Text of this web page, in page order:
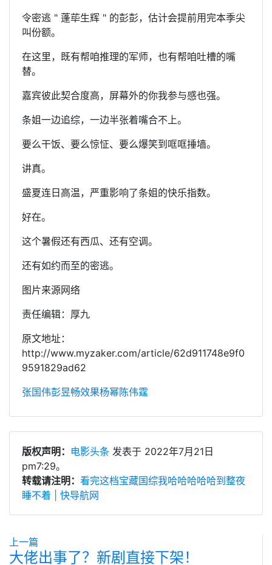
令密逃 " 蓬荜生辉 " 的彭彭，估计会提前用完本季尖
叫份额。
在这里，既有帮咱推理的军师，也有帮咱吐槽的嘴
替。
嘉宾彼此契合度高，屏幕外的你我参与感也强。
条姐一边追综，一边半张着嘴合不上。
要么干饭、要么惊怔、要么爆笑到哐哐捶墙。
讲真。
盛夏连日高温，严重影响了条姐的快乐指数。
好在。
这个暑假还有西瓜、还有空调。
还有如约而至的密逃。
图片来源网络
责任编辑：厚九
原文地址：
http://www.myzaker.com/article/62d911748e9f0
9591829ad62
张国伟彭昱畅效果杨幂陈伟霆
版权声明： 电影头条 发表于 2022年7月21日
pm7:29。
转载请注明： 看完这档宝藏国综我哈哈哈哈哈到整夜
睡不着 | 快导航网
上一篇
大佬出事了？新剧直接下架！